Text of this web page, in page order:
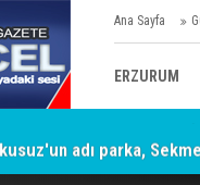
Ana Sayfa
ERZURUM
SİYASET
adı parka,